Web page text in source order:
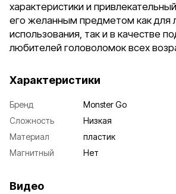
характеристики и
его желанным предметом как для
использования, так и в качестве
любителей головоломок всех
Характеристики
Бренд
Monster Go
Сложность
Низкая
Материал
пластик
Магнитный
Нет
Видео